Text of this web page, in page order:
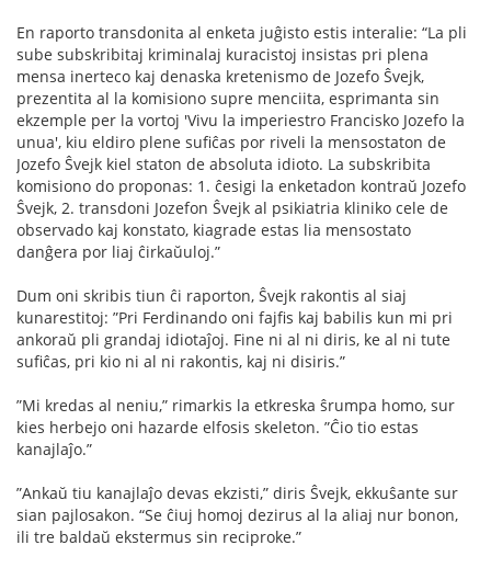
En raporto transdonita al enketa juĝisto estis interalie: “La pli
sube subskribitaj kriminalaj kuracistoj insistas pri plena
mensa inerteco kaj denaska kretenismo de Jozefo Ŝvejk,
prezentita al la komisiono supre menciita, esprimanta sin
ekzemple per la vortoj 'Vivu la imperiestro Francisko Jozefo la
unua', kiu eldiro plene suﬁĉas por riveli la mensostaton de
Jozefo Ŝvejk kiel staton de absoluta idioto. La subskribita
komisiono do proponas: 1. ĉesigi la enketadon kontraŭ Jozefo
Ŝvejk, 2. transdoni Jozefon Ŝvejk al psikiatria kliniko cele de
observado kaj konstato, kiagrade estas lia mensostato
danĝera por liaj ĉirkaŭuloj.”
Dum oni skribis tiun ĉi raporton, Ŝvejk rakontis al siaj
kunarestitoj: ”Pri Ferdinando oni fajﬁs kaj babilis kun mi pri
ankoraŭ pli grandaj idiotaĵoj. Fine ni al ni diris, ke al ni tute
suﬁĉas, pri kio ni al ni rakontis, kaj ni disiris.”
”Mi kredas al neniu,” rimarkis la etkreska ŝrumpa homo, sur
kies herbejo oni hazarde elfosis skeleton. ”Ĉio tio estas
kanajlaĵo.”
”Ankaŭ tiu kanajlaĵo devas ekzisti,” diris Ŝvejk, ekkuŝante sur
sian pajlosakon. “Se ĉiuj homoj dezirus al la aliaj nur bonon,
ili tre baldaŭ ekstermus sin reciproke.”